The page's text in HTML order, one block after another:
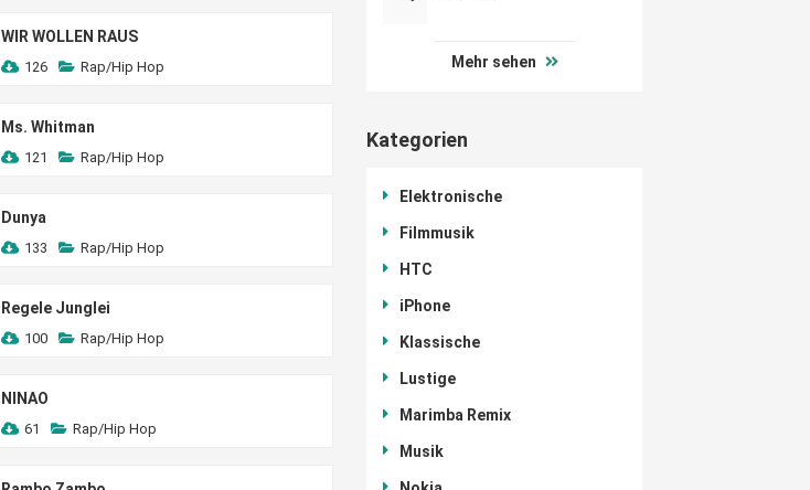
WIR WOLLEN RAUS
126 Rap/Hip Hop
Ms. Whitman
121 Rap/Hip Hop
Dunya
133 Rap/Hip Hop
Regele Junglei
100 Rap/Hip Hop
NINAO
61 Rap/Hip Hop
Mehr sehen
Kategorien
Elektronische
Filmmusik
HTC
iPhone
Klassische
Lustige
Marimba Remix
Musik